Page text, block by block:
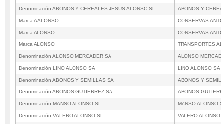
Denominación ABONOS Y CEREALES JESUS ALONSO SL. ABONOS Y
Marca A ALONSO CONSERVAS
Marca ALONSO CONSERVAS
Marca ALONSO TRANSPORTES
Denominación ALONSO MERCADER SA ALONSO
Denominación LINO ALONSO SA LINO ALONSO SA
Denominación ABONOS Y SEMILLAS SA ABONOS Y
Denominación ABONOS GUTIERREZ SA ABONOS
Denominación MANSO ALONSO SL MANSO ALONSO
Denominación VALERO ALONSO SL VALERO